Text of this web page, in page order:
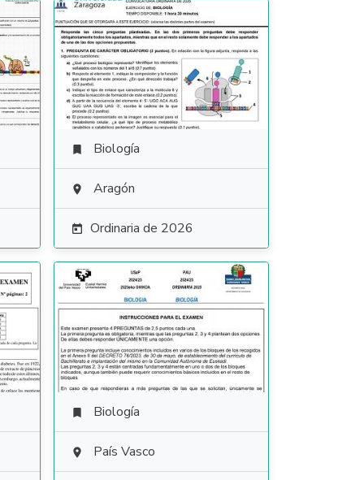
 Biología
 Aragón
 Ordinaria de 2026
 Biología
 País Vasco